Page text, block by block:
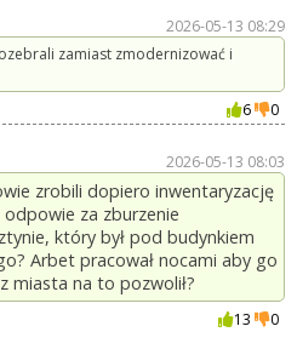
2026-05-13 08:29
zamiast zmodernizować i
6
0
2026-05-13 08:03
zrobili dopiero inwentaryzację
za zburzenie
który był pod budynkiem
Arbet pracował nocami aby go
miasta na to pozwolił?
13
0